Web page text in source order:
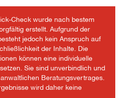
Check wurde nach bestem
erstellt. Aufgrund der
jedoch kein Anspruch auf
der Inhalte. Die
können eine individuelle
Sie sind unverbindlich und
Beratungsvertrages.
wird daher keine